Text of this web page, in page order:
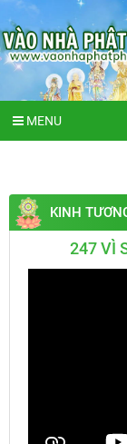
MENU
KINH
247 VÌ